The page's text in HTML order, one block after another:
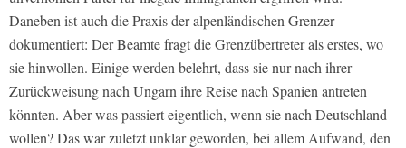
Daneben ist auch die Praxis der alpenländischen Grenzer
dokumentiert: Der Beamte fragt die Grenzübertreter als erstes, wo
sie hinwollen. Einige werden belehrt, dass sie nur nach ihrer
Zurückweisung nach Ungarn ihre Reise nach Spanien antreten
könnten. Aber was passiert eigentlich, wenn sie nach Deutschland
wollen? Das war zuletzt unklar geworden, bei allem Aufwand, den